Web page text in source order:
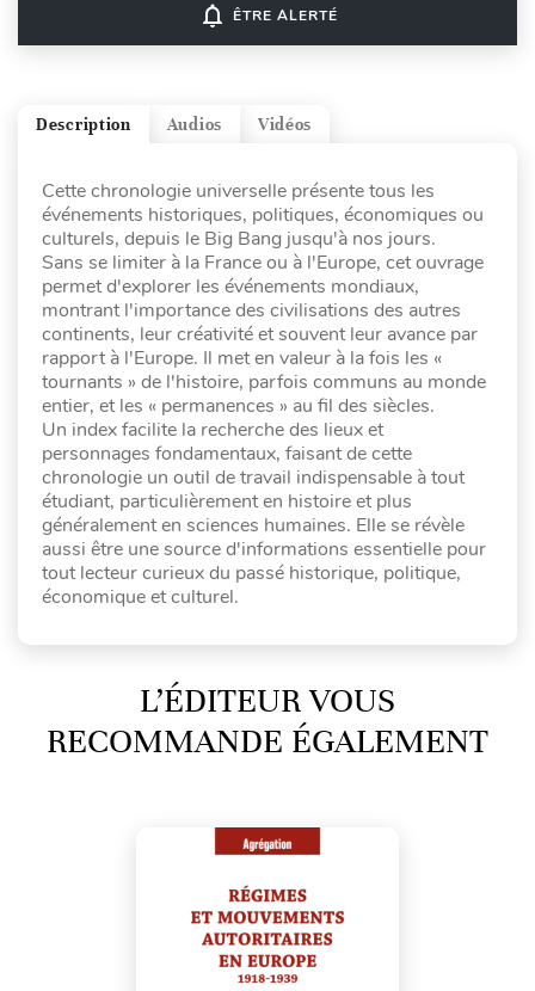
notifications_none ÊTRE ALERTÉ
Vidéos
Audios
Description
Cette chronologie universelle présente tous les
événements historiques, politiques, économiques ou
culturels, depuis le Big Bang jusqu'à nos jours.
Sans se limiter à la France ou à l'Europe, cet ouvrage
permet d'explorer les événements mondiaux,
montrant l'importance des civilisations des autres
continents, leur créativité et souvent leur avance par
rapport à l'Europe. Il met en valeur à la fois les «
tournants » de l'histoire, parfois communs au monde
entier, et les « permanences » au fil des siècles.
Un index facilite la recherche des lieux et
personnages fondamentaux, faisant de cette
chronologie un outil de travail indispensable à tout
étudiant, particulièrement en histoire et plus
généralement en sciences humaines. Elle se révèle
aussi être une source d'informations essentielle pour
tout lecteur curieux du passé historique, politique,
économique et culturel.
L’ÉDITEUR VOUS
RECOMMANDE ÉGALEMENT